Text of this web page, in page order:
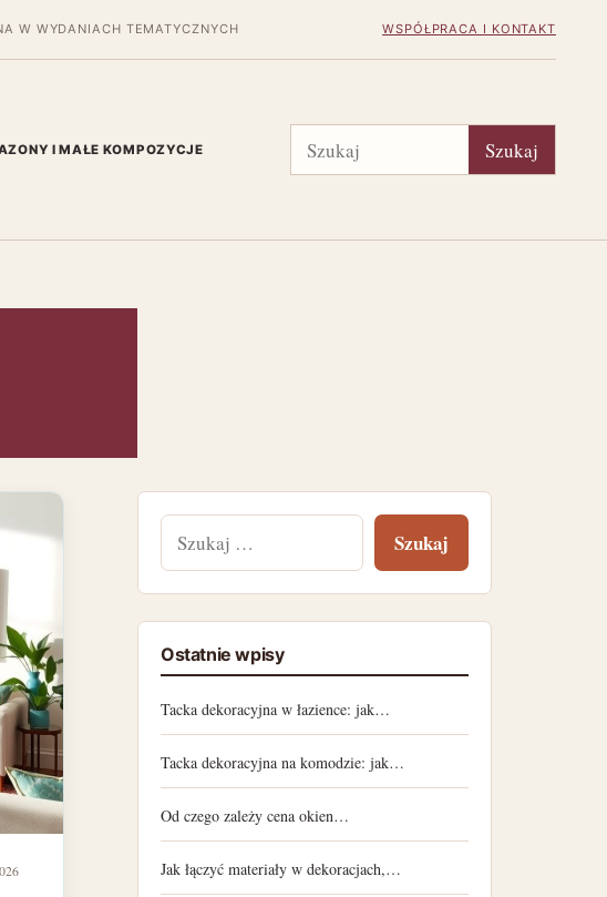
W WYDANIACH TEMATYCZNYCH WSPÓŁPRACA I KONTAKT
I MAŁE KOMPOZYCJE Szukaj Szukaj
Ostatnie wpisy
Tacka dekoracyjna w łazience: jak…
Tacka dekoracyjna na komodzie: jak…
Od czego zależy cena okien…
Jak łączyć materiały w dekoracjach,…